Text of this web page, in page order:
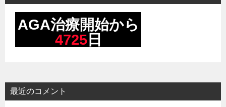
最近のコメント